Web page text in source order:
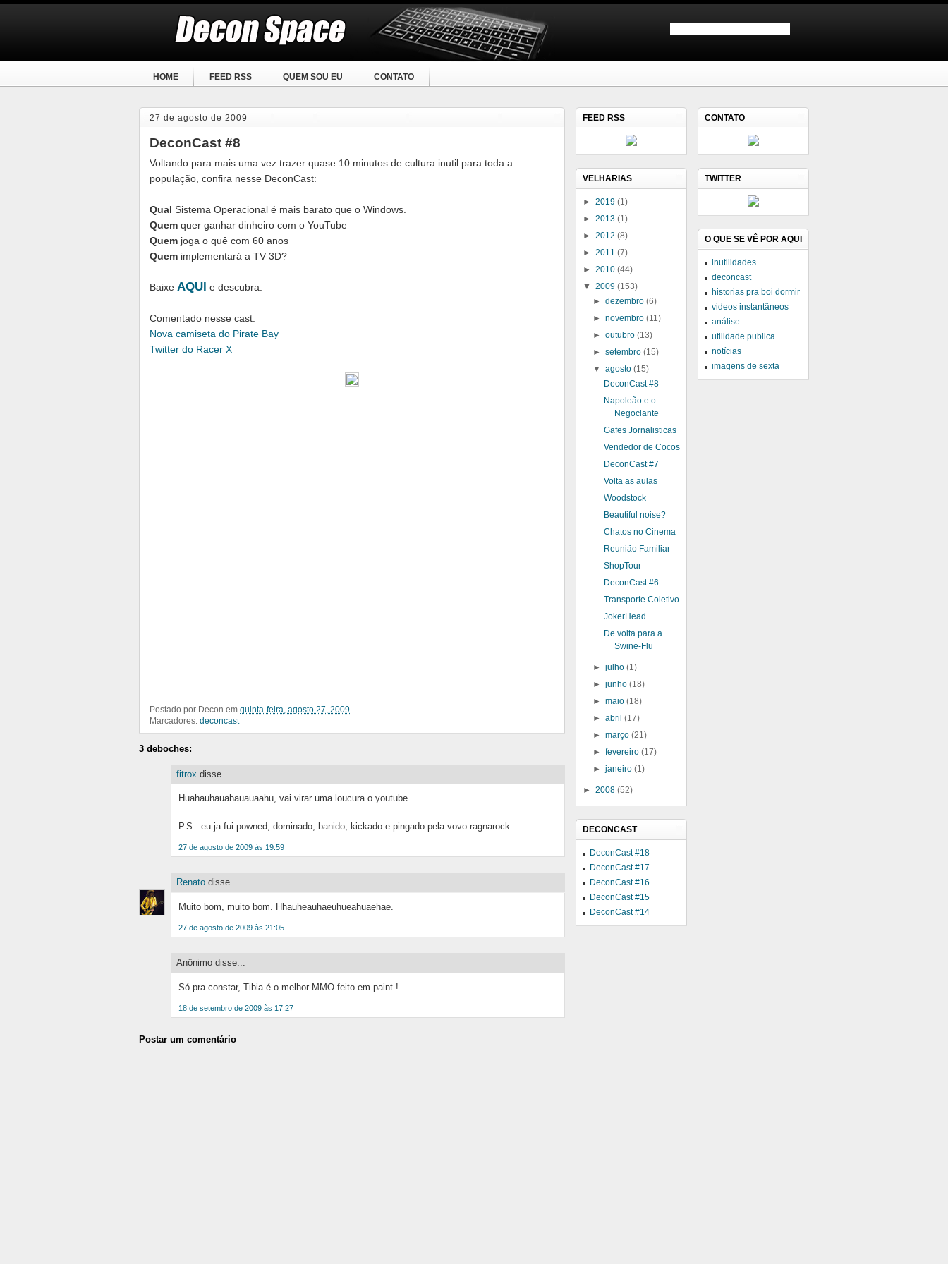
HOME FEED RSS QUEM SOU EU CONTATO
27 de agosto de 2009
DeconCast #8
Voltando para mais uma vez trazer quase 10 minutos de cultura inutil para toda a
população, confira nesse DeconCast:
Qual Sistema Operacional é mais barato que o Windows.
Quem quer ganhar dinheiro com o YouTube
Quem joga o quê com 60 anos
Quem implementará a TV 3D?
Baixe AQUI e descubra.
Comentado nesse cast:
Nova camiseta do Pirate Bay
Twitter do Racer X
Postado por Decon em quinta-feira, agosto 27, 2009
Marcadores: deconcast
3 deboches:
fitrox disse...
Huahauhauahauauaahu, vai virar uma loucura o youtube.
P.S.: eu ja fui powned, dominado, banido, kickado e pingado pela vovo ragnarock.
27 de agosto de 2009 às 19:59
Renato disse...
Muito bom, muito bom. Hhauheauhaeuhueahuaehae.
27 de agosto de 2009 às 21:05
Anônimo disse...
Só pra constar, Tibia é o melhor MMO feito em paint.!
18 de setembro de 2009 às 17:27
Postar um comentário
CONTATO
TWITTER
O QUE SE VÊ POR AQUI
inutilidades
deconcast
historias pra boi dormir
videos instantâneos
análise
utilidade publica
notícias
imagens de sexta
FEED RSS
VELHARIAS
► 2019 (1)
► 2013 (1)
► 2012 (8)
► 2011 (7)
► 2010 (44)
▼ 2009 (153)
►dezembro(6)
►novembro(11)
►outubro(13)
►setembro(15)
▼agosto(15)
DeconCast #8
Napoleão e o
Negociante
Gafes Jornalisticas
Vendedor de Cocos
DeconCast #7
Volta as aulas
Woodstock
Beautiful noise?
Chatos no Cinema
Reunião Familiar
ShopTour
DeconCast #6
Transporte Coletivo
JokerHead
De volta para a
Swine-Flu
►julho(1)
►junho(18)
►maio(18)
►abril(17)
►março(21)
►fevereiro(17)
►janeiro(1)
► 2008 (52)
DECONCAST
DeconCast #18
DeconCast #17
DeconCast #16
DeconCast #15
DeconCast #14